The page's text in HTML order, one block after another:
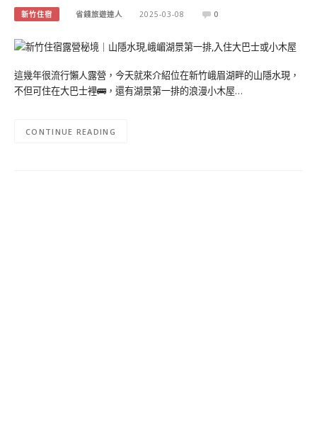
新竹住宿 省錢旅遊達人 2025-03-08 0
這幾年很流行懶人露營，今天就來介紹位在新竹峨眉湖畔的山隱水現，
不但可住在大巴士裡🚌，還有湖景第一排的浪漫小木屋…
CONTINUE READING